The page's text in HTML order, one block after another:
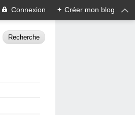
Connexion + Créer mon blog